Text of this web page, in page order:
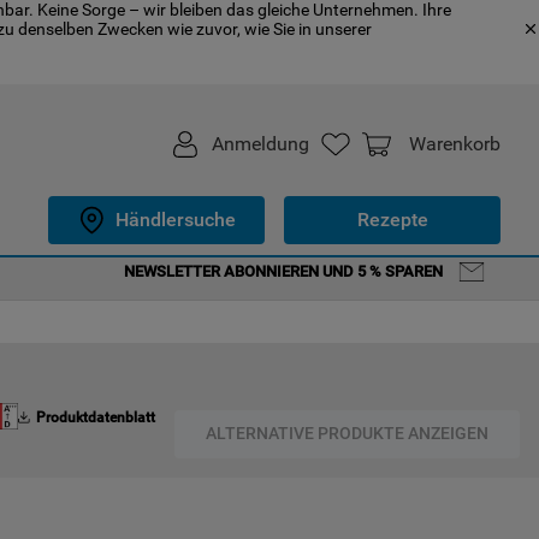
Keine Sorge – wir bleiben das gleiche Unternehmen. Ihre
denselben Zwecken wie zuvor, wie Sie in unserer
Anmeldung Warenkorb
Händlersuche Rezepte
NEWSLETTER ABONNIEREN UND 5 % SPAREN
Produktdatenblatt
ALTERNATIVE PRODUKTE ANZEIGEN